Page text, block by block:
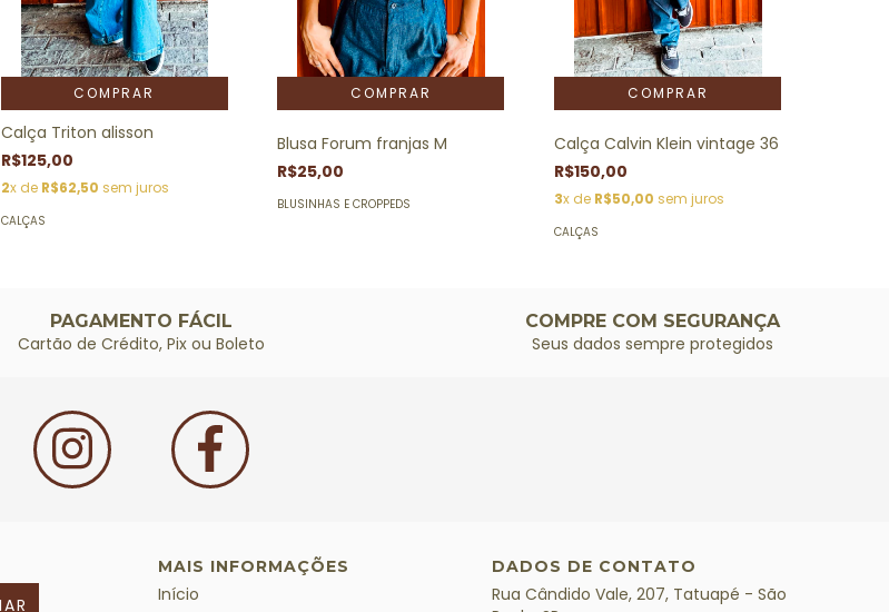
COMPRAR
Calça Triton alisson
R$125,00
2x de R$62,50 sem juros
CALÇAS
Blusa Forum franjas M
R$25,00
BLUSINHAS E CROPPEDS
Calça Calvin Klein vintage 36
R$150,00
3x de R$50,00 sem juros
CALÇAS
PAGAMENTO FÁCIL
Cartão de Crédito, Pix ou Boleto
COMPRE COM SEGURANÇA
Seus dados sempre protegidos
MAIS INFORMAÇÕES
Início
DADOS DE CONTATO
Rua Cândido Vale, 207, Tatuapé - São